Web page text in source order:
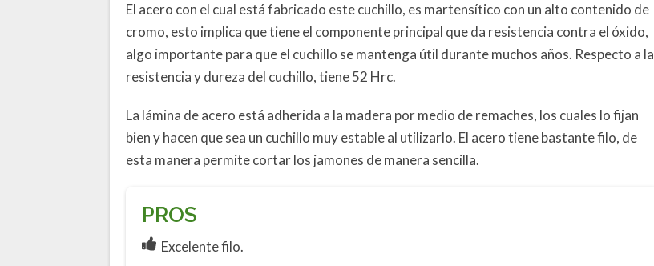
El acero con el cual está fabricado este cuchillo, es martensítico con un alto contenido de
cromo, esto implica que tiene el componente principal que da resistencia contra el óxido,
algo importante para que el cuchillo se mantenga útil durante muchos años. Respecto a la
resistencia y dureza del cuchillo, tiene 52 Hrc.
La lámina de acero está adherida a la madera por medio de remaches, los cuales lo fijan
bien y hacen que sea un cuchillo muy estable al utilizarlo. El acero tiene bastante filo, de
esta manera permite cortar los jamones de manera sencilla.
PROS
Excelente filo.